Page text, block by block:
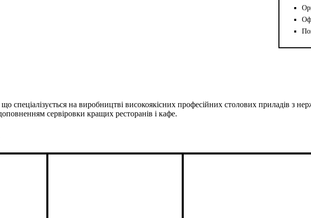
спеціалізується на виробництві високоякісних професійних столових приладів з
сервіровки кращих ресторанів і кафе.